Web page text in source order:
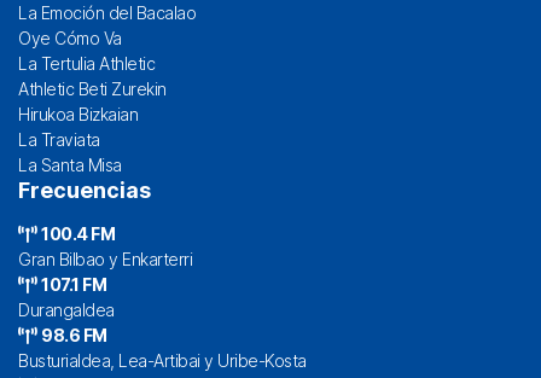
La Emoción del Bacalao
Oye Cómo Va
La Tertulia Athletic
Athletic Beti Zurekin
Hirukoa Bizkaian
La Traviata
La Santa Misa
Frecuencias
100.4 FM
Gran Bilbao y Enkarterri
107.1 FM
Durangaldea
98.6 FM
Busturialdea, Lea-Artibai y Uribe-Kosta